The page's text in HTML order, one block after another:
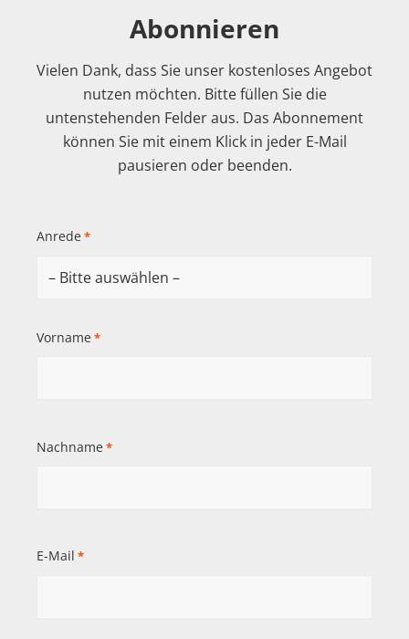
Abonnieren
Vielen Dank, dass Sie unser kostenloses Angebot
nutzen möchten. Bitte füllen Sie die
untenstehenden Felder aus. Das Abonnement
können Sie mit einem Klick in jeder E-Mail
pausieren oder beenden.
Anrede *
Vorname *
Nachname *
E-Mail *